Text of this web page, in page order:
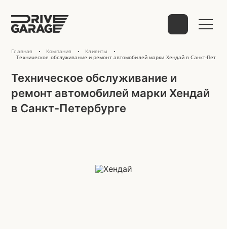
Главная • Компания • Клиенты •
Техническое обслуживание и ремонт автомобилей марки Хендай в Санкт-
Техническое обслуживание и
ремонт автомобилей марки Хендай
в Санкт-Петербурге
Выберите способ связи
telegram
VK